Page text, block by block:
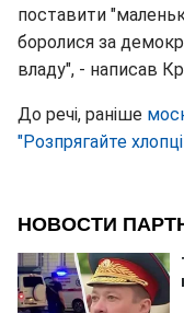
поставити
боролися за
владу", - написав
До речі, раніше
"Розпрягайте